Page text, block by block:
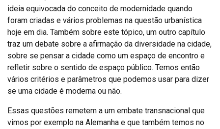
ideia equivocada do conceito de modernidade quando
foram criadas e vários problemas na questão urbanística
hoje em dia. Também sobre este tópico, um outro capítulo
traz um debate sobre a afirmação da diversidade na cidade,
sobre se pensar a cidade como um espaço de encontro e
refletir sobre o sentido de espaço público. Temos então
vários critérios e parâmetros que podemos usar para dizer
se uma cidade é moderna ou não.
Essas questões remetem a um embate transnacional que
vimos por exemplo na Alemanha e que também temos no